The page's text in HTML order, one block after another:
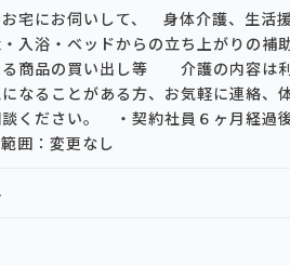
お宅にお伺いして、 身体介護、生
入浴・ベッドからの立ち上がりの
る商品の買い出し等 介護の内容は
なることがある方、お気軽に連絡
ください。 ・契約社員６ヶ月経過
囲：変更なし